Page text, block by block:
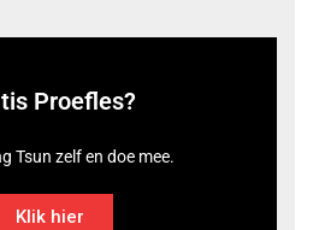
Proefles?
Tsun zelf en doe mee.
Klik hier